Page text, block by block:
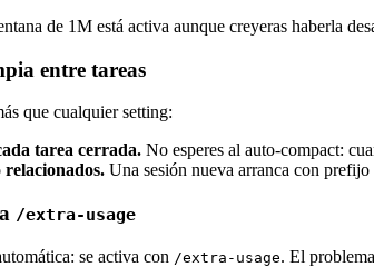
de 1M está activa aunque creyeras haberla
entre tareas
que cualquier setting:
tarea cerrada. No esperes al auto-compact:
Una sesión nueva arranca con
/extra-usage
se activa con /extra-usage. El